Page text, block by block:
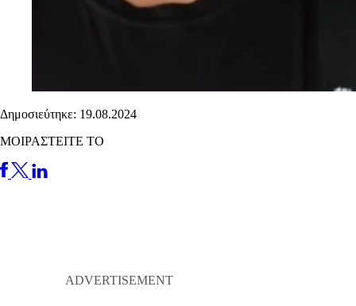
Δημοσιεύτηκε: 19.08.2024
ΜΟΙΡΑΣΤΕΙΤΕ ΤΟ